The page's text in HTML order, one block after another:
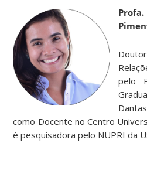
pelo
como Docente no Centro
é pesquisadora pelo NUPRI da